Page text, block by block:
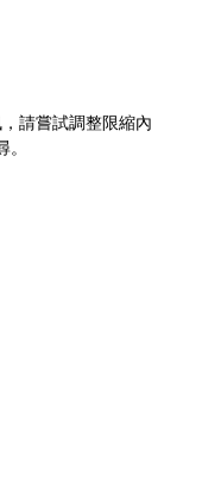
請嘗試調整限縮內